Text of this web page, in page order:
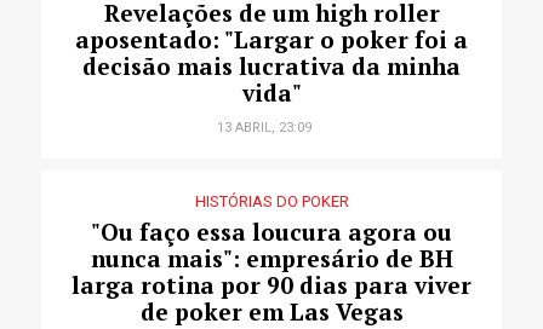
Revelações de um high roller
aposentado: "Largar o poker foi a
decisão mais lucrativa da minha
vida"
13 ABRIL, 23:09
HISTÓRIAS DO POKER
"Ou faço essa loucura agora ou
nunca mais": empresário de BH
larga rotina por 90 dias para viver
de poker em Las Vegas